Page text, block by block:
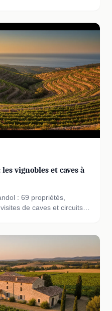
vignobles et caves à
: 69 propriétés,
de caves et circuits